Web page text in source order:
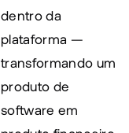
dentro da
plataforma —
transformando um
produto de
software em